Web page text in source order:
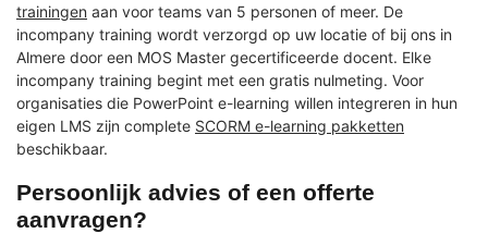
trainingen aan voor teams van 5 personen of meer. De
incompany training wordt verzorgd op uw locatie of bij ons in
Almere door een MOS Master gecertificeerde docent. Elke
incompany training begint met een gratis nulmeting. Voor
organisaties die PowerPoint e-learning willen integreren in hun
eigen LMS zijn complete SCORM e-learning pakketten
beschikbaar.
Persoonlijk advies of een offerte
aanvragen?